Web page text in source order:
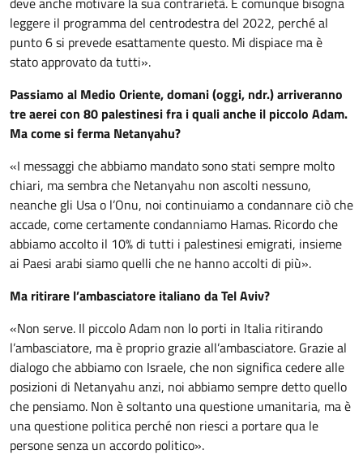
leggere il programma del centrodestra del 2022, perché al
punto 6 si prevede esattamente questo. Mi dispiace ma è
stato approvato da tutti».
Passiamo al Medio Oriente, domani (oggi, ndr.) arriveranno
tre aerei con 80 palestinesi fra i quali anche il piccolo Adam.
Ma come si ferma Netanyahu?
«I messaggi che abbiamo mandato sono stati sempre molto
chiari, ma sembra che Netanyahu non ascolti nessuno,
neanche gli Usa o l’Onu, noi continuiamo a condannare ciò che
accade, come certamente condanniamo Hamas. Ricordo che
abbiamo accolto il 10% di tutti i palestinesi emigrati, insieme
ai Paesi arabi siamo quelli che ne hanno accolti di più».
Ma ritirare l’ambasciatore italiano da Tel Aviv?
«Non serve. Il piccolo Adam non lo porti in Italia ritirando
l’ambasciatore, ma è proprio grazie all’ambasciatore. Grazie al
dialogo che abbiamo con Israele, che non significa cedere alle
posizioni di Netanyahu anzi, noi abbiamo sempre detto quello
che pensiamo. Non è soltanto una questione umanitaria, ma è
una questione politica perché non riesci a portare qua le
persone senza un accordo politico».